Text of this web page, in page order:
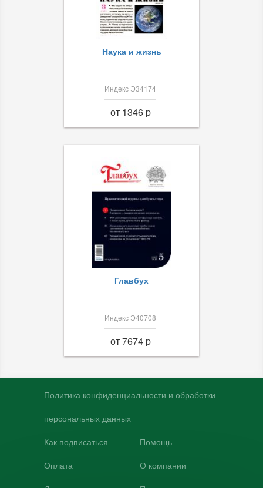
Наука и жизнь
Индекс Э34174
от 1346 p
Главбух
Индекс Э40708
от 7674 p
Политика конфиденциальности и обработки
персональных данных
Как подписаться
Оплата
Помощь
О компании